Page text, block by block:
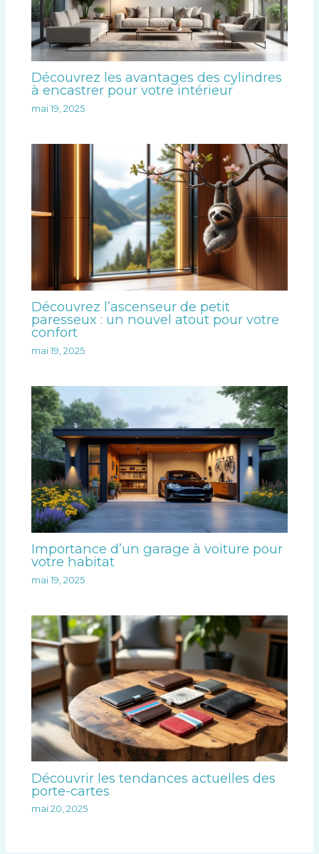
Découvrez les avantages des cylindres
à encastrer pour votre intérieur
mai 19, 2025
Découvrez l’ascenseur de petit
paresseux : un nouvel atout pour votre
confort
mai 19, 2025
Importance d’un garage à voiture pour
votre habitat
mai 19, 2025
Découvrir les tendances actuelles des
porte-cartes
mai 20, 2025